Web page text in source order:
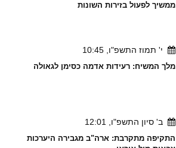
ממשיך לפעול בזירות השונות
י' תמוז התשפ"ו, 10:45
מלך המשיח: רעידות אדמה כסימן לגאולה
ב' סיון התשפ"ו, 12:01
התקיפה מתקרבת: ארה"ב מגבירה היערכות